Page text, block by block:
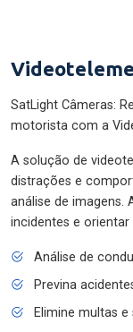
SatLight Câmeras:
motorista com a
A solução de
distrações e
análise de imagens.
incidentes e orientar
Análise de
Previna
Elimine multas